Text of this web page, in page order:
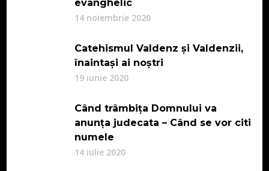
evanghelic
14 noiembrie 2020
Catehismul Valdenz și Valdenzii,
înaintași ai noștri
19 iunie 2020
Când trâmbița Domnului va
anunța judecata – Când se vor citi
numele
14 iulie 2020